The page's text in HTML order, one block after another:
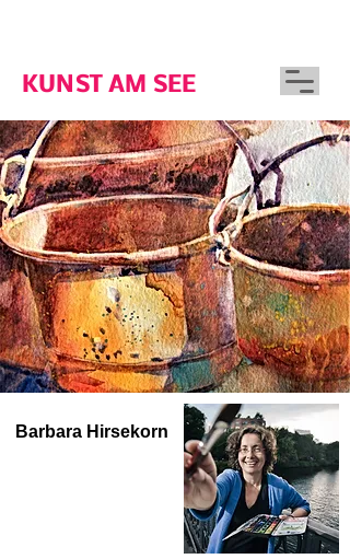
KUNST AM SEE
Barbara Hirsekorn